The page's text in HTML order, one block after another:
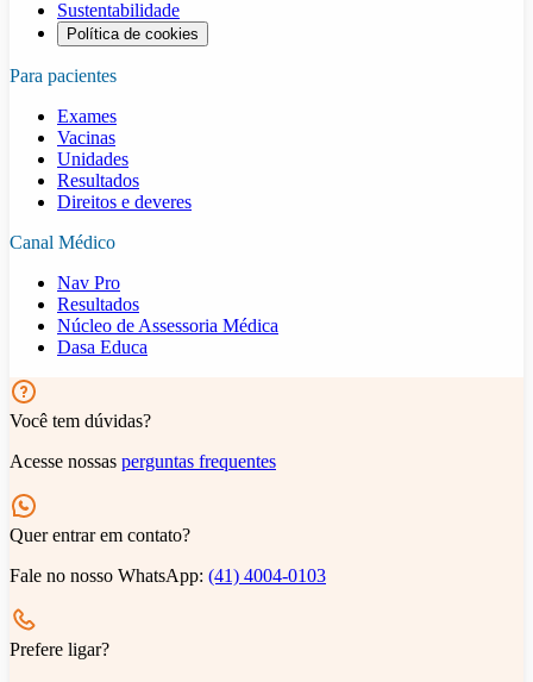
Sustentabilidade
Política de cookies
Para pacientes
Exames
Vacinas
Unidades
Resultados
Direitos e deveres
Canal Médico
Nav Pro
Resultados
Núcleo de Assessoria Médica
Dasa Educa
Você tem dúvidas?
Acesse nossas perguntas frequentes
Quer entrar em contato?
Fale no nosso WhatsApp: (41) 4004-0103
Prefere ligar?